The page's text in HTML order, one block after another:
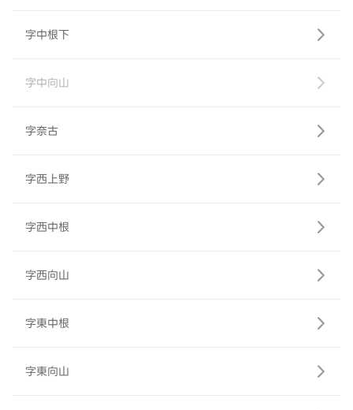
字中根下
字中向山
字奈古
字西上野
字西中根
字西向山
字東中根
字東向山